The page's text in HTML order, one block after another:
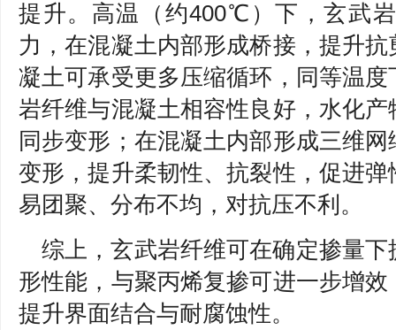
提升。高温（约400℃）下，玄武
力，在混凝土内部形成桥接，提升
凝土可承受更多压缩循环，同等温
岩纤维与混凝土相容性良好，水化
同步变形；在混凝土内部形成三维
变形，提升柔韧性、抗裂性，促进
易团聚、分布不均，对抗压不利。
综上，玄武岩纤维可在确定掺量
形性能，与聚丙烯复掺可进一步增
提升界面结合与耐腐蚀性。